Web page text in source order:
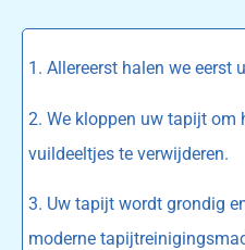
1. Allereerst halen we eerst
2. We kloppen uw tapijt om
vuildeeltjes te verwijderen.
3. Uw tapijt wordt grondig
moderne